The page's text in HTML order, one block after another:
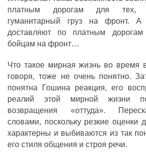
платным дорогам для тех,
гуманитарный груз на фронт. А
доставляют по платным
бойцам на фронт…
Что такое мирная жизнь во время
говоря, тоже не очень понятно.
понятна Гошина реакция, его
реалий этой мирной жизни
возвращения «оттуда».
словами, поскольку резкие оценки
характерны и выбиваются из так
его стиля общения и строя речи.